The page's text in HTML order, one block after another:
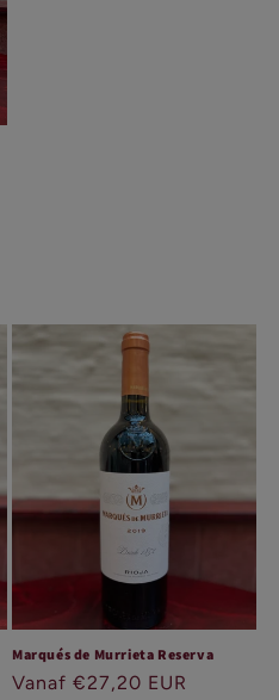
Marqués de Murrieta Reserva
Normale
Vanaf €27,20 EUR